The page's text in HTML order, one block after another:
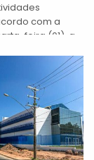
com a
feira (01), a